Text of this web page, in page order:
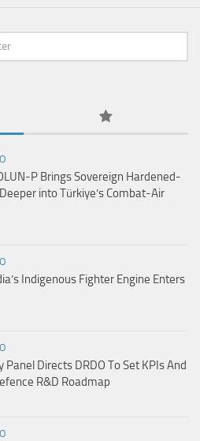
P Brings Sovereign Hardened-
into Türkiye’s Combat-Air
Indigenous Fighter Engine Enters
Directs DRDO To Set KPIs And
R&D Roadmap